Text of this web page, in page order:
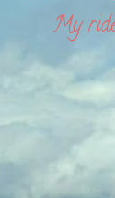
ride